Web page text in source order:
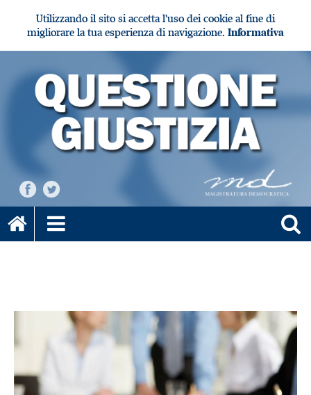
Utilizzando il sito si accetta l'uso dei cookie al fine di
migliorare la tua esperienza di navigazione. Informativa